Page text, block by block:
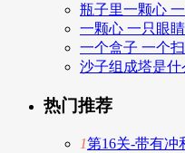
瓶子里一颗心
一颗心 一只眼
一个盒子 一个
沙子组成塔是什
热门推荐
1第16关-带有冲